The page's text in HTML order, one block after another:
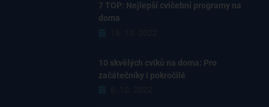
7 TOP: Nejlepší cvičební programy na
doma
10 skvělých cviků na doma: Pro
začátečníky i pokročilé